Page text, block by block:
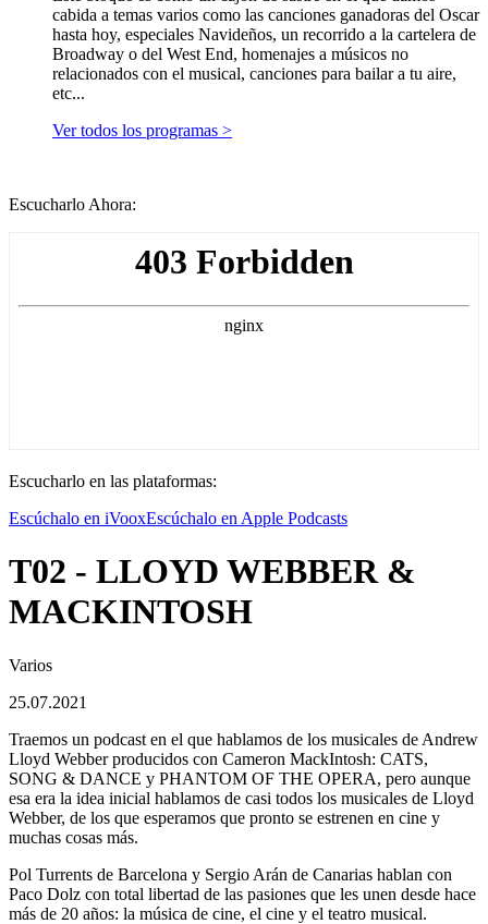
cabida a temas varios como las canciones ganadoras del Oscar
hasta hoy, especiales Navideños, un recorrido a la cartelera de
Broadway o del West End, homenajes a músicos no
relacionados con el musical, canciones para bailar a tu aire,
etc...
Ver todos los programas >
Escucharlo Ahora:
Escucharlo en las plataformas:
Escúchalo en iVooxEscúchalo en Apple Podcasts
T02 - LLOYD WEBBER &
MACKINTOSH
Varios
25.07.2021
Traemos un podcast en el que hablamos de los musicales de Andrew
Lloyd Webber producidos con Cameron MackIntosh: CATS,
SONG & DANCE y PHANTOM OF THE OPERA, pero aunque
esa era la idea inicial hablamos de casi todos los musicales de Lloyd
Webber, de los que esperamos que pronto se estrenen en cine y
muchas cosas más.
Pol Turrents de Barcelona y Sergio Arán de Canarias hablan con
Paco Dolz con total libertad de las pasiones que les unen desde hace
más de 20 años: la música de cine, el cine y el teatro musical.